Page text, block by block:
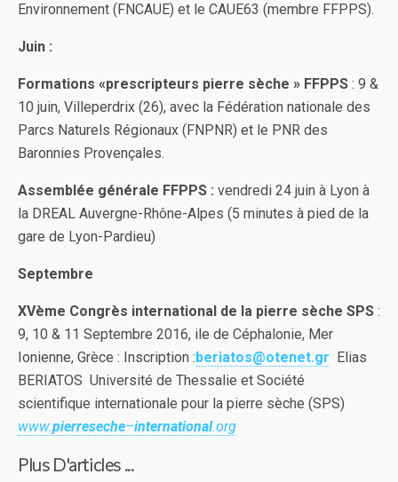
Environnement (FNCAUE) et le CAUE63 (membre FFPPS).
Juin :
Formations «prescripteurs pierre sèche » FFPPS : 9 &
10 juin, Villeperdrix (26), avec la Fédération nationale des
Parcs Naturels Régionaux (FNPNR) et le PNR des
Baronnies Provençales.
Assemblée générale FFPPS : vendredi 24 juin à Lyon à
la DREAL Auvergne-Rhône-Alpes (5 minutes à pied de la
gare de Lyon-Pardieu)
Septembre
XVème Congrès international de la pierre sèche SPS :
9, 10 & 11 Septembre 2016, ile de Céphalonie, Mer
Ionienne, Grèce : Inscription : beriatos@otenet.gr
Elias
BERIATOS Université de Thessalie et Société
scientifique internationale pour la pierre sèche (SPS)
www.pierreseche–international.org
Plus D'articles ...